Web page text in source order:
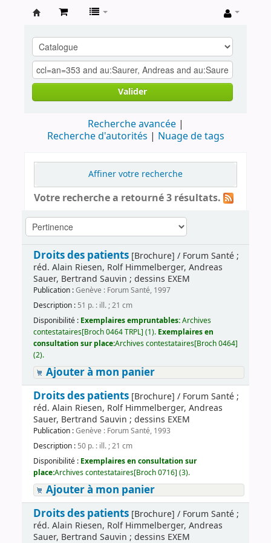
contestataires
Valider
Recherche avancée
Recherche d'autorités
Nuage de tags
Affiner votre recherche
Votre recherche a retourné 3 résultats.
Droits des patients[Brochure] / Forum Santé ;
réd. Alain Riesen, Rolf Himmelberger, Andreas
Sauer, Bertrand Sauvin ; dessins EXEM
Publication :Genève : Forum Santé, 1997
Description : 51 p. : ill. ; 21 cm
Disponibilité : Exemplaires empruntables:Archives
contestataires[Broch 0464 TRPL] (1). Exemplaires en
consultation sur place:Archives contestataires[Broch 0464]
(2).
Ajouter à mon panier
Droits des patients[Brochure] / Forum Santé ;
réd. Alain Riesen, Rolf Himmelberger, Andreas
Sauer, Bertrand Sauvin ; dessins EXEM
Publication :Genève : Forum Santé, 1993
Description : 50 p. : ill. ; 21 cm
Disponibilité : Exemplaires en consultation sur
place:Archives contestataires[Broch 0716] (3).
Ajouter à mon panier
Droits des patients[Brochure] / Forum Santé ;
réd. Alain Riesen, Rolf Himmelberger, Andreas
Sauer, Bertrand Sauvin ; dessins EXEM